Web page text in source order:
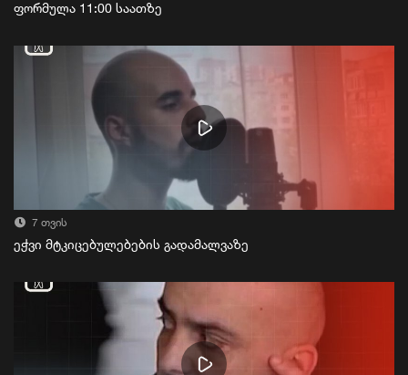
ფორმულა 11:00 საათზე
7 თვის
ეჭვი მტკიცებულებების გადამალვაზე